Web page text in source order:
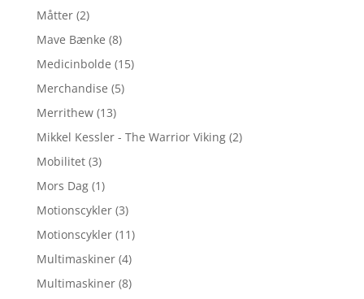
Måtter (2)
Mave Bænke (8)
Medicinbolde (15)
Merchandise (5)
Merrithew (13)
Mikkel Kessler - The Warrior Viking (2)
Mobilitet (3)
Mors Dag (1)
Motionscykler (3)
Motionscykler (11)
Multimaskiner (4)
Multimaskiner (8)